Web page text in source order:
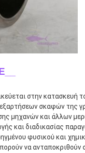
στην κατασκευή
σκαφών της
μηχανών και άλλων
και διαδικασίας
φυσικού και
να